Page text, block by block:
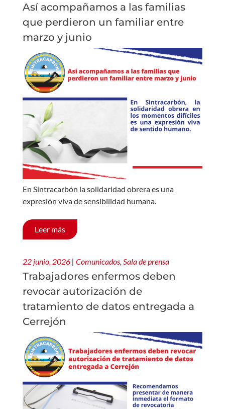
Así acompañamos a las familias
que perdieron un familiar entre
marzo y junio
En Sintracarbón la solidaridad obrera es una
expresión viva de sensibilidad humana.
Leer más
22 junio, 2026 | Comunicados, Sala de prensa
Trabajadores enfermos deben
revocar autorización de
tratamiento de datos entregada a
Cerrejón